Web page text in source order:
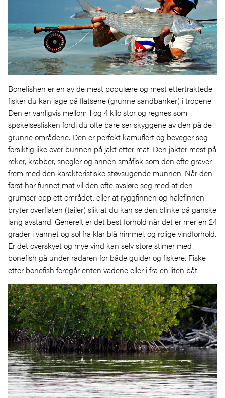
Bonefishen er en av de mest populære og mest ettertraktede
fisker du kan jage på flatsene (grunne sandbanker) i tropene.
Den er vanligvis mellom 1 og 4 kilo stor og regnes som
spøkelsesfisken fordi du ofte bare ser skyggene av den på de
grunne områdene. Den er perfekt kamuflert og beveger seg
forsiktig like over bunnen på jakt etter mat. Den jakter mest på
reker, krabber, snegler og annen småfisk som den ofte graver
frem med den karakteristiske støvsugende munnen. Når den
først har funnet mat vil den ofte avsløre seg med at den
grumser opp ett området, eller at ryggfinnen og halefinnen
bryter overflaten (tailer) slik at du kan se den blinke på ganske
lang avstand. Generelt er det best forhold når det er mer en 24
grader i vannet og sol fra klar blå himmel, og rolige vindforhold.
Er det overskyet og mye vind kan selv store stimer med
bonefish gå under radaren for både guider og fiskere. Fiske
etter bonefish foregår enten vadene eller i fra en liten båt.